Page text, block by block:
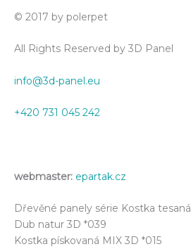
© 2017 by polerpet
All Rights Reserved by 3D Panel
info@3d-panel.eu
+420 731 045 242
webmaster: epartak.cz
Dřevěné panely série Kostka tesaná
Dub natur 3D *039
Kostka pískovaná MIX 3D *015